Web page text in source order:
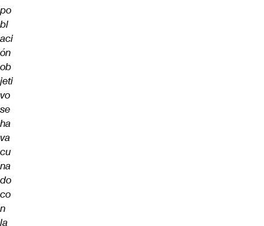
po
bl
aci
ón
ob
jeti
vo
se
ha
va
cu
na
do
co
n
la